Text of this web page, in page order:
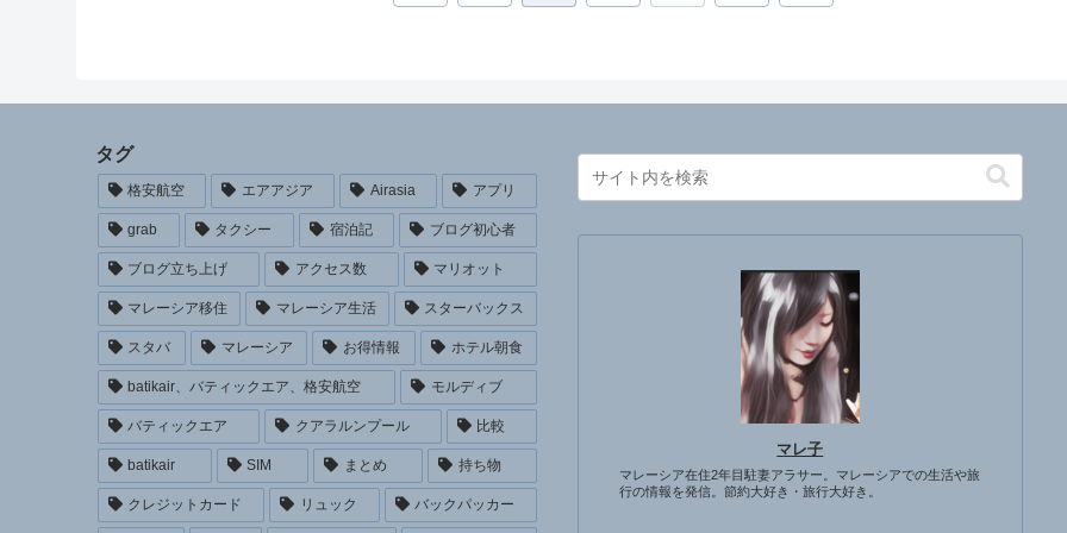
タグ
格安航空 エアアジア Airasia アプリ
grab タクシー 宿泊記 ブログ初心者
ブログ立ち上げ アクセス数 マリオット
マレーシア移住 マレーシア生活 スターバックス
スタバ マレーシア お得情報 ホテル朝食
batikair、バティックエア、格安航空 モルディブ
バティックエア クアラルンプール 比較
batikair SIM まとめ 持ち物
クレジットカード リュック バックパッカー
マレ子
マレーシア在住2年目駐妻アラサー。マレーシアでの生活や旅
行の情報を発信。節約大好き・旅行大好き。